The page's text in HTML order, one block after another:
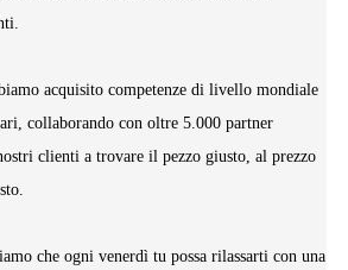
acquisito competenze di livello mondiale
collaborando con oltre 5.000 partner
clienti a trovare il pezzo giusto, al prezzo
che ogni venerdì tu possa rilassarti con una